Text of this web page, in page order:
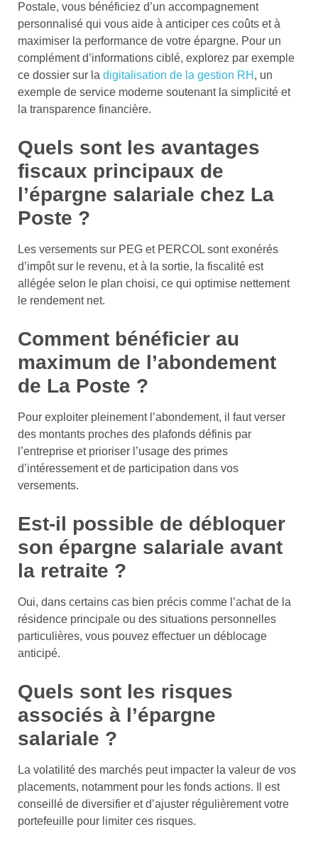
Postale, vous bénéficiez d’un accompagnement
personnalisé qui vous aide à anticiper ces coûts et à
maximiser la performance de votre épargne. Pour un
complément d’informations ciblé, explorez par exemple
ce dossier sur la digitalisation de la gestion RH , un
exemple de service moderne soutenant la simplicité et
la transparence financière.
Quels sont les avantages
fiscaux principaux de
l’épargne salariale chez La
Poste ?
Les versements sur PEG et PERCOL sont exonérés
d’impôt sur le revenu, et à la sortie, la fiscalité est
allégée selon le plan choisi, ce qui optimise nettement
le rendement net.
Comment bénéficier au
maximum de l’abondement
de La Poste ?
Pour exploiter pleinement l’abondement, il faut verser
des montants proches des plafonds définis par
l’entreprise et prioriser l’usage des primes
d’intéressement et de participation dans vos
versements.
Est-il possible de débloquer
son épargne salariale avant
la retraite ?
Oui, dans certains cas bien précis comme l’achat de la
résidence principale ou des situations personnelles
particulières, vous pouvez effectuer un déblocage
anticipé.
Quels sont les risques
associés à l’épargne
salariale ?
La volatilité des marchés peut impacter la valeur de vos
placements, notamment pour les fonds actions. Il est
conseillé de diversifier et d’ajuster régulièrement votre
portefeuille pour limiter ces risques.